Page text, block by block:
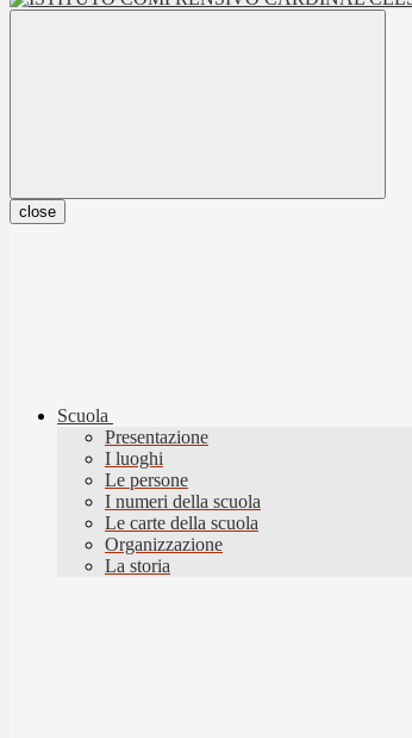
close
Scuola
Presentazione
I luoghi
Le persone
I numeri della scuola
Le carte della scuola
Organizzazione
La storia